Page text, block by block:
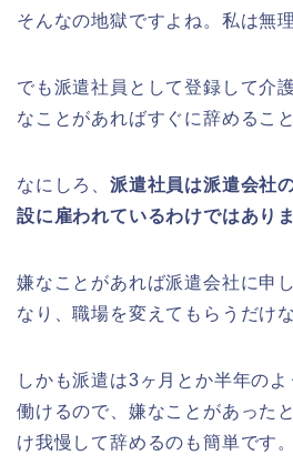
そんなの地獄ですよね。私は無理
でも派遣社員として登録して介
なことがあればすぐに辞めるこ
なにしろ、 派遣社員は派遣会社
設に雇われているわけではありま
嫌なことがあれば派遣会社に申
なり、職場を変えてもらうだけ
しかも派遣は3ヶ月とか半年の
働けるので、嫌なことがあった
け我慢して辞めるのも簡単です。